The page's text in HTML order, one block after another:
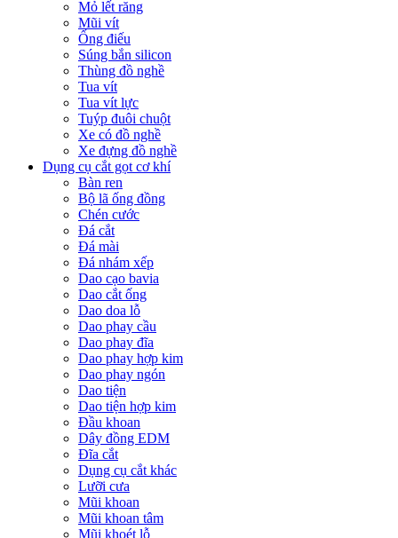
Mỏ lết răng
Mũi vít
Ống điếu
Súng bắn silicon
Thùng đồ nghề
Tua vít
Tua vít lực
Tuýp đuôi chuột
Xe có đồ nghề
Xe đựng đồ nghề
Dụng cụ cắt gọt cơ khí
Bàn ren
Bộ lã ống đồng
Chén cước
Đá cắt
Đá mài
Đá nhám xếp
Dao cạo bavia
Dao cắt ống
Dao doa lỗ
Dao phay cầu
Dao phay đĩa
Dao phay hợp kim
Dao phay ngón
Dao tiện
Dao tiện hợp kim
Đầu khoan
Dây đồng EDM
Đĩa cắt
Dụng cụ cắt khác
Lưỡi cưa
Mũi khoan
Mũi khoan tâm
Mũi khoét lỗ